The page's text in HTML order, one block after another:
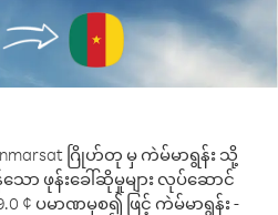
ဂြိုဟ်တု မှ ကဲမ်မာရွန်း သို့
ာ ဖုန်းခေါ်ဆိုမှုများ လုပ်ဆောင်
¢ ပမာဏမှစ၍ ဖြင့် ကဲမ်မာရွန်း -